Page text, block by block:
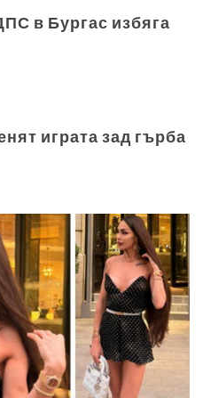
в Бургас избяга
играта зад гърба